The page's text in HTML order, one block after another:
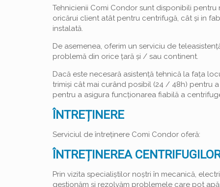
Tehnicienii Comi Condor sunt disponibili
oricărui client atât pentru centrifugă, cât și in
instalată.
De asemenea, oferim un serviciu de
problemă din orice țară și / sau continent.
Dacă este necesară asistență tehnică la fața
trimiși cât mai curând posibil (24 / 48h) pentru
pentru a asigura funcționarea fiabilă a
ÎNTREȚINERE
Serviciul de întreținere Comi Condor oferă:
ÎNTREȚINEREA
Prin vizita specialiștilor noștri în mecanică,
gestionăm și rezolvăm problemele care pot